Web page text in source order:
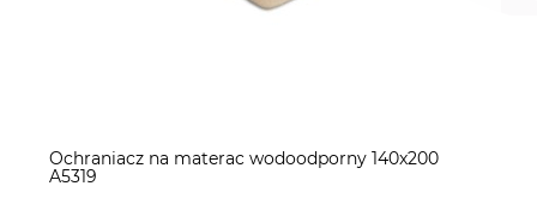
Ochraniacz na materac wodoodporny 140x200
A5319